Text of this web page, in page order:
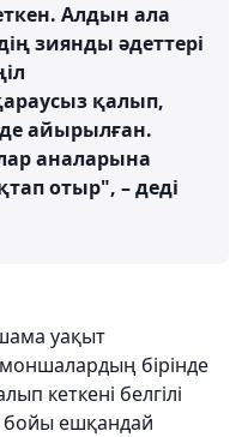
Алдын ала
зиянды әдеттері
қалып,
де айырылған.
аналарына
отыр", – деді
уақыт
бірінде
кеткені белгілі
бойы ешқандай